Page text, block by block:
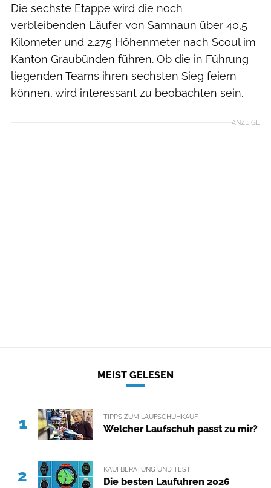
Die sechste Etappe wird die noch
verbleibenden Läufer von Samnaun über 40,5
Kilometer und 2.275 Höhenmeter nach Scoul im
Kanton Graubünden führen. Ob die in Führung
liegenden Teams ihren sechsten Sieg feiern
können, wird interessant zu beobachten sein.
ANZEIGE
MEIST GELESEN
1 TIPPS ZUM LAUFSCHUHKAUF
Welcher Laufschuh passt zu mir?
2 KAUFBERATUNG UND TEST
Die besten Laufuhren 2026